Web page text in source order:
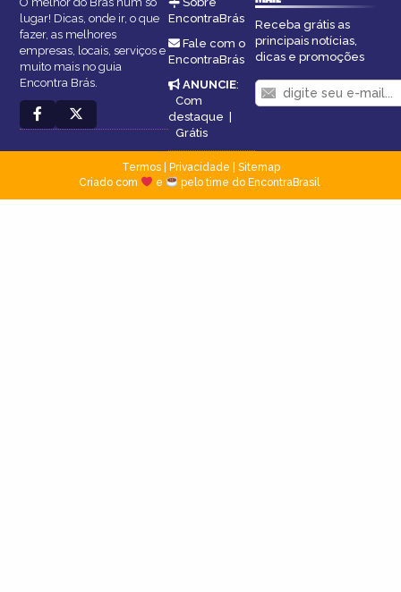
lugar! Dicas, onde ir, o que
fazer, as melhores
empresas, locais, serviços e
muito mais no guia
Encontra Brás.
EncontraBrás
Fale com o
EncontraBrás
ANUNCIE:
Com
destaque |
Grátis
Receba grátis as
principais notícias,
dicas e promoções
Termos| Privacidade
Sitemap
Criado com
e pelo time do EncontraBrasil